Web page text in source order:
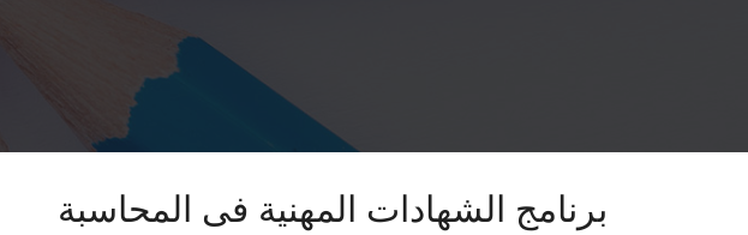
برنامج الشهادات المهنية فى المحاسبة